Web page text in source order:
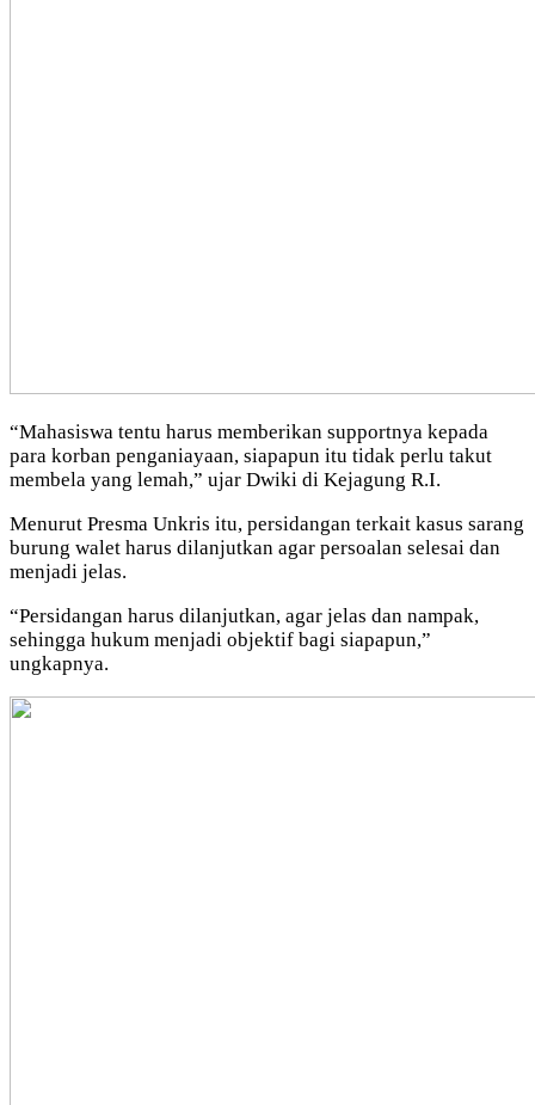
“Mahasiswa tentu harus memberikan supportnya kepada
para korban penganiayaan, siapapun itu tidak perlu takut
membela yang lemah,” ujar Dwiki di Kejagung R.I.
Menurut Presma Unkris itu, persidangan terkait kasus sarang
burung walet harus dilanjutkan agar persoalan selesai dan
menjadi jelas.
“Persidangan harus dilanjutkan, agar jelas dan nampak,
sehingga hukum menjadi objektif bagi siapapun,”
ungkapnya.